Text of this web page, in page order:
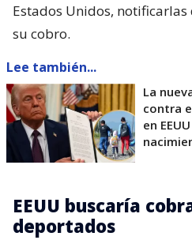
Estados Unidos,
su cobro.
Lee también...
La
contra
en
EEUU buscaría
deportados